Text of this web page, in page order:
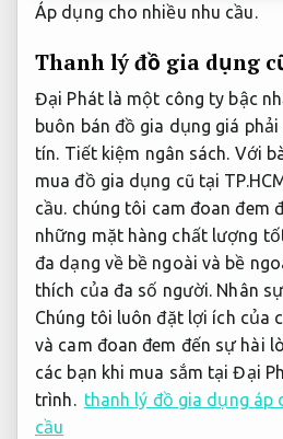
Áp dụng cho nhiều nhu cầu.
Thanh lý đồ gia dụng
Đại Phát là một công ty bậc
buôn bán đồ gia dụng giá phải
tín. Tiết kiệm ngân sách. Với
mua đồ gia dụng cũ tại
cầu. chúng tôi cam đoan đem
những mặt hàng chất lượng
đa dạng về bề ngoài và bề
thích của đa số người. Nhân
Chúng tôi luôn đặt lợi ích của
và cam đoan đem đến sự hài
các bạn khi mua sắm tại Đại
trình. thanh lý đồ gia dụng áp
cầu